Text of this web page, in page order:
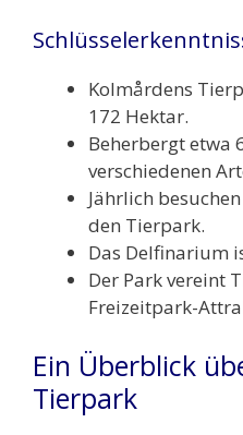
Kolmårdens
172 Hektar.
Beherbergt etwa
verschiedenen
Jährlich
den Tierpark.
Das Delfinarium
Der Park vereint
Freizeitpark-
Ein Überblick
Tierpark